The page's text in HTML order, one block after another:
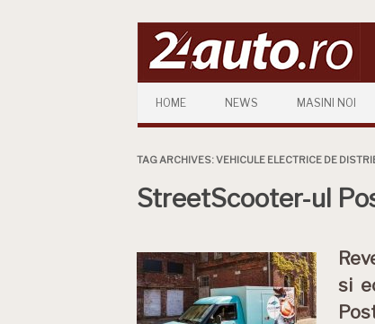
HOME NEWS MASINI NOI
TAG ARCHIVES:VEHICULE ELECTRICE DE
StreetScooter-ul
si